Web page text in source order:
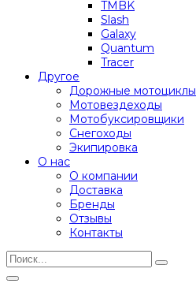
TMBK
Slash
Galaxy
Quantum
Tracer
Другое
Дорожные мотоциклы
Мотовездеходы
Мотобуксировщики
Снегоходы
Экипировка
О нас
О компании
Доставка
Бренды
Отзывы
Контакты